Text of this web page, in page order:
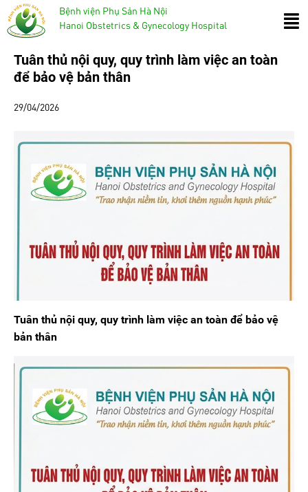
Bệnh viện Phụ Sản Hà Nội
Hanoi Obstetrics & Gynecology Hospital
Tuân thủ nội quy, quy trình làm việc an toàn
để bảo vệ bản thân
29/04/2026
Tuân thủ nội quy, quy trình làm việc an toàn để bảo vệ
bản thân